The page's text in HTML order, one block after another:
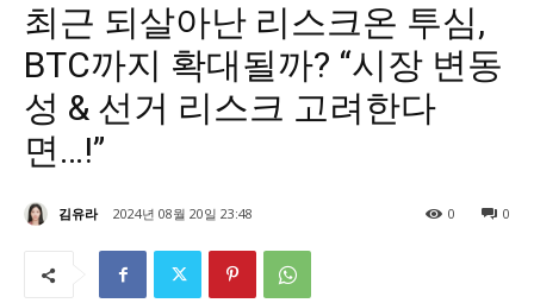
최근 되살아난 리스크온 투심,
BTC까지 확대될까? “시장 변동
성 & 선거 리스크 고려한다
면…!”
김유라 2024년 08월 20일 23:48 0
0